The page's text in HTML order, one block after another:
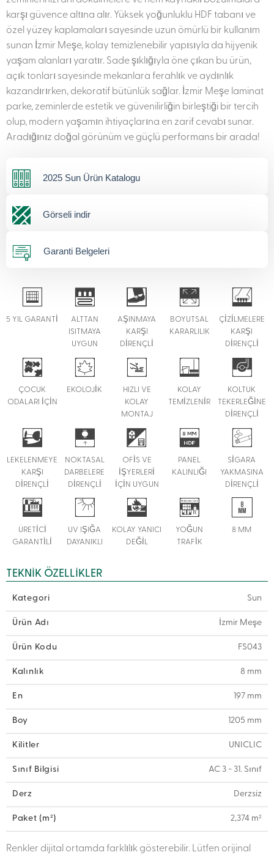
karşı güvence altına alır. Yüksek yoğunluklu HDF tabanı ve
özel yüzey kaplamaları sayesinde uzun ömürlü bir kullanım
sunan İzmir Meşe, kolay temizlenebilir yapısıyla da hijyenik
yaşam alanları yaratır. Sade şıklığıyla öne çıkan bu ürün,
açık tonları sayesinde mekanlara ferahlık ve aydınlık
kazandırırken, dekoratif bütünlük sağlar. İzmir Meşe laminat
parke, zeminlerde estetik ve güvenilirliğin birleştiği bir tercih
olup, modern yaşamın ihtiyaçlarına en zarif cevabı sunar.
Aradığınız doğal görünüm ve güçlü performans bir arada!
2025 Sun Ürün Katalogu
Görseli indir
Garanti Belgeleri
5 YIL GARANTİ
ALTTAN
ISITMAYA
UYGUN
AŞINMAYA
KARŞI
DİRENÇLİ
BOYUTSAL
KARARLILIK
ÇİZİLMELERE
KARŞI
DİRENÇLİ
ÇOCUK
ODALARI İÇİN
EKOLOJİK
HIZLI VE
KOLAY
MONTAJ
KOLAY
TEMİZLENİR
KOLTUK
TEKERLEĞİNE
DİRENÇLİ
LEKELENMEYE
KARŞI
DİRENÇLİ
NOKTASAL
DARBELERE
DİRENÇLİ
OFİS VE
İŞYERLERİ
İÇİN UYGUN
PANEL
KALINLIĞI
SİGARA
YAKMASINA
DİRENÇLİ
ÜRETİCİ
GARANTİLİ
UV IŞIĞA
DAYANIKLI
KOLAY YANICI
DEĞİL
YOĞUN
TRAFİK
8 MM
TEKNIK ÖZELLIKLER
Kategori Sun
Ürün Adı İzmir Meşe
Ürün Kodu FS043
Kalınlık 8 mm
En 197 mm
Boy 1205 mm
Kilitler UNICLIC
Sınıf Bilgisi AC 3 - 31. Sınıf
Derz Derzsiz
Paket (m²) 2,374 m²
Renkler dijital ortamda farklılık gösterebilir. Lütfen orijinal